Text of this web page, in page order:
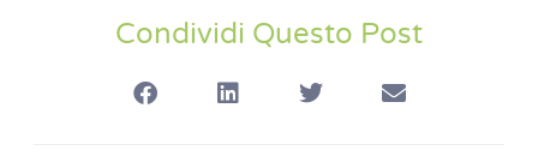
Condividi Questo Post